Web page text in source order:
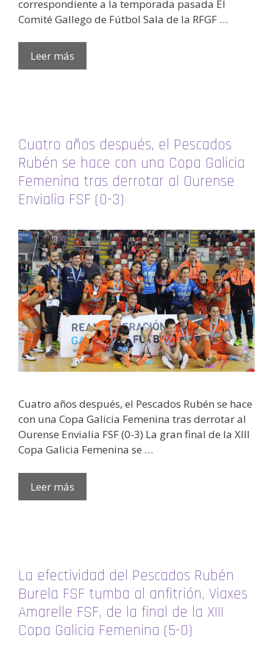
correspondiente a la temporada pasada El
Comité Gallego de Fútbol Sala de la RFGF …
Leer más
Cuatro años después, el Pescados
Rubén se hace con una Copa Galicia
Femenina tras derrotar al Ourense
Envialia FSF (0-3)
Cuatro años después, el Pescados Rubén se hace
con una Copa Galicia Femenina tras derrotar al
Ourense Envialia FSF (0-3) La gran final de la XIII
Copa Galicia Femenina se …
Leer más
La efectividad del Pescados Rubén
Burela FSF tumba al anfitrión, Viaxes
Amarelle FSF, de la final de la XIII
Copa Galicia Femenina (5-0)